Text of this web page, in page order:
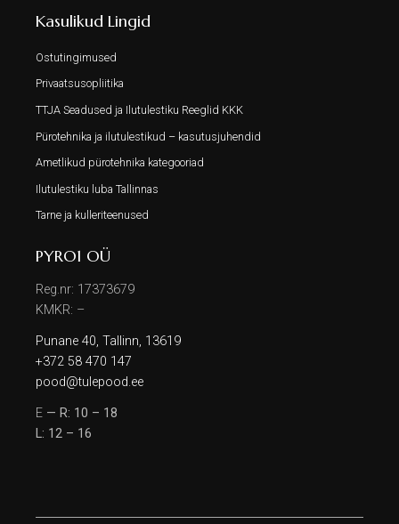
Kasulikud Lingid
Ostutingimused
Privaatsusopliitika
TTJA Seadused ja Ilutulestiku Reeglid KKK
Pürotehnika ja ilutulestikud – kasutusjuhendid
Ametlikud pürotehnika kategooriad
Ilutulestiku luba Tallinnas
Tarne ja kulleriteenused
PYRO1 OÜ
Reg.nr: 17373679
KMKR: –
Punane 40, Tallinn, 13619
+372 58 470 147
pood@tulepood.ee
E — R: 10 – 18
L: 12 – 16